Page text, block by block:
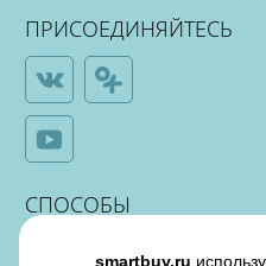
ПРИСОЕДИНЯЙТЕСЬ
СПОСОБЫ
ОПЛАТЫ
smartbuy.ru